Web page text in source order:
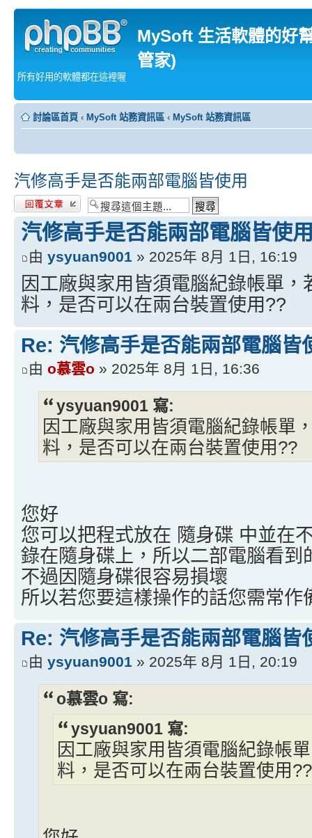
MySoft 生活軟體的好
管家)
所有好用的軟體都在這裡喔
討論區首頁 ‹ MySoft 站務資訊區 ‹ MySoft 站務資訊區
汽修高手是否能兩部電腦皆使用
發表回覆
汽修高手是否能兩部電腦皆使
由 ysyuan9001 » 2025年 8月 1日, 16:19
因工廠與家用皆須電腦紀錄帳單，
料，是否可以在兩台裝置使用??
Re: 汽修高手是否能兩部電腦皆
由 o慕雲o » 2025年 8月 1日, 16:36
ysyuan9001 寫:
因工廠與家用皆須電腦紀錄帳單
料，是否可以在兩台裝置使用??
您好
您可以把程式放在 隨身碟 中並在
錄在隨身碟上，所以二部電腦看到
不過因隨身碟很容易損壞
所以若您要這樣操作的話您需常作
Re: 汽修高手是否能兩部電腦皆
由 ysyuan9001 » 2025年 8月 1日, 20:19
o慕雲o 寫:
ysyuan9001 寫:
因工廠與家用皆須電腦紀錄帳
料，是否可以在兩台裝置使用??